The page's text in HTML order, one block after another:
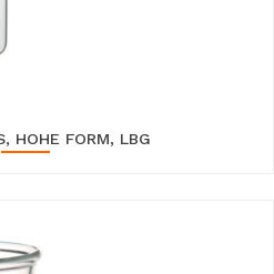
HOHE FORM, LBG